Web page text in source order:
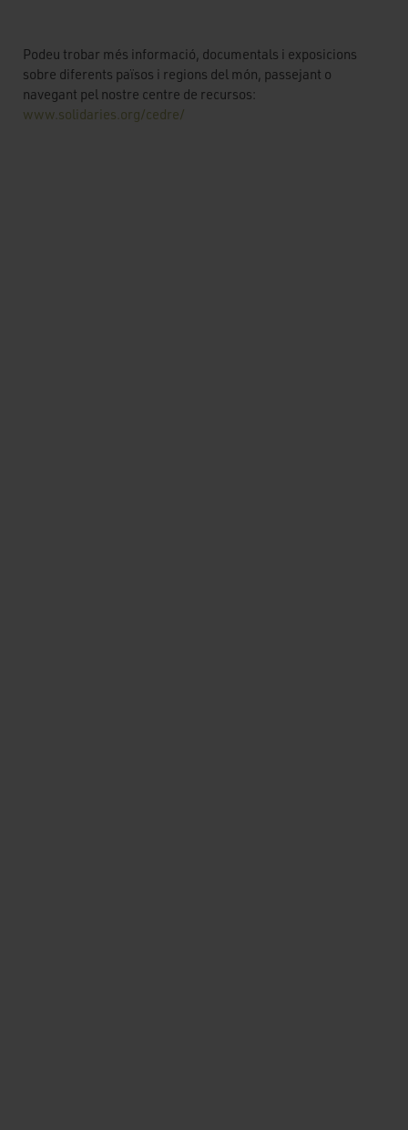
Podeu trobar més informació, documentals i exposicions
sobre diferents països i regions del món, passejant o
navegant pel nostre centre de recursos:
www.solidaries.org/cedre/